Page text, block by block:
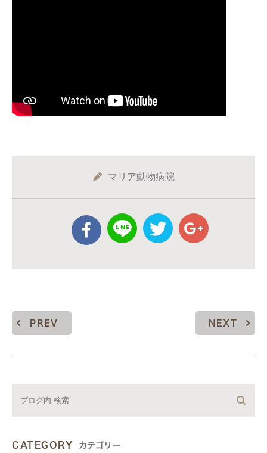
マリア動物病院
PREV NEXT
CATEGORY カテゴリー